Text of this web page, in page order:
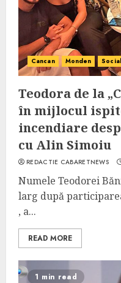
Cancan Monden Social
Teodora de la
în mijlocul
incendiare
cu Alin Simoiu
REDACTIE CABARETNEWS
Numele Teodorei
larg după
, a...
READ MORE
1 min read